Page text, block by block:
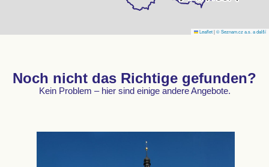
Leaflet|© Seznam.cz a.s. a další
Noch nicht das Richtige gefunden?
Kein Problem – hier sind einige andere Angebote.